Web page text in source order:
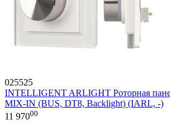
025525
INTELLIGENT ARLIGHT Роторная
MIX-IN (BUS, DT8, Backlight) (IARL, -)
11 97000